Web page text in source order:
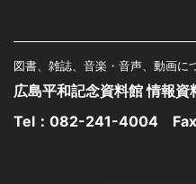
図書、雑誌、音楽・音声、動画に
広島平和記念資料館 情報資
Tel： 082-241-4004